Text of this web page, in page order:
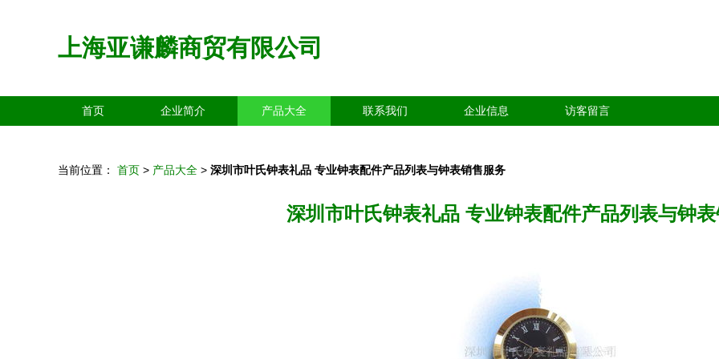
上海亚谦麟商贸有限公司
首页 企业简介 产品大全 联系我们 企业信息 访客留言
当前位置： 首页 > 产品大全 > 深圳市叶氏钟表礼品 专业钟表配件产品列表与钟表销售服务
深圳市叶氏钟表礼品 专业钟表配件产品列表与钟